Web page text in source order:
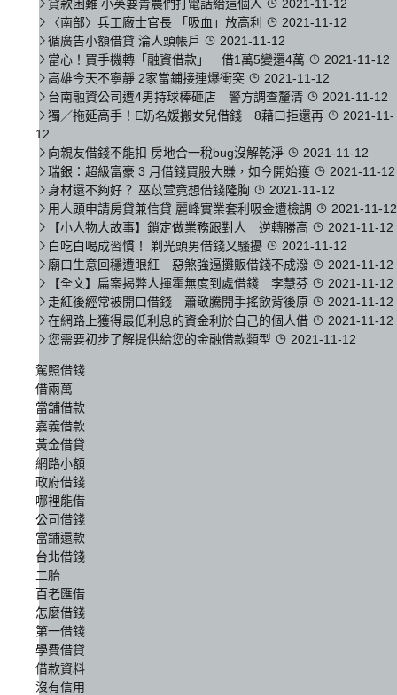
貸款困難 小英要青農們打電話給這個人
2021-11-12
〈南部〉兵工廠士官長 「吸血」放高利
2021-11-12
循廣告小額借貸 淪人頭帳戶
2021-11-12
當心！買手機轉「融資借款」 借1萬5變還4萬
2021-11-12
高雄今天不寧靜 2家當鋪接連爆衝突
2021-11-12
台南融資公司遭4男持球棒砸店 警方調查釐清
2021-11-12
獨／拖延高手！E奶名媛搬女兒借錢 8藉口拒還再
2021-11-
12
向親友借錢不能扣 房地合一稅bug沒解乾淨
2021-11-12
瑞銀：超級富豪 3 月借錢買股大賺，如今開始獲
2021-11-12
身材還不夠好？ 巫苡萱竟想借錢隆胸
2021-11-12
用人頭申請房貸兼信貸 麗峰實業套利吸金遭檢調
2021-11-12
【小人物大故事】鎖定做業務跟對人 逆轉勝高
2021-11-12
白吃白喝成習慣！ 剃光頭男借錢又騷擾
2021-11-12
廟口生意回穩遭眼紅 惡煞強逼攤販借錢不成潑
2021-11-12
【全文】扁案揭弊人揮霍無度到處借錢 李慧芬
2021-11-12
走紅後經常被開口借錢 蕭敬騰開手搖飲背後原
2021-11-12
在網路上獲得最低利息的資金利於自己的個人借
2021-11-12
您需要初步了解提供給您的金融借款類型
2021-11-12
駕照借錢
借兩萬
當舖借款
嘉義借款
黃金借貸
網路小額
政府借錢
哪裡能借
公司借錢
當鋪還款
台北借錢
二胎
百老匯借
怎麼借錢
第一借錢
學費借貸
借款資料
沒有信用